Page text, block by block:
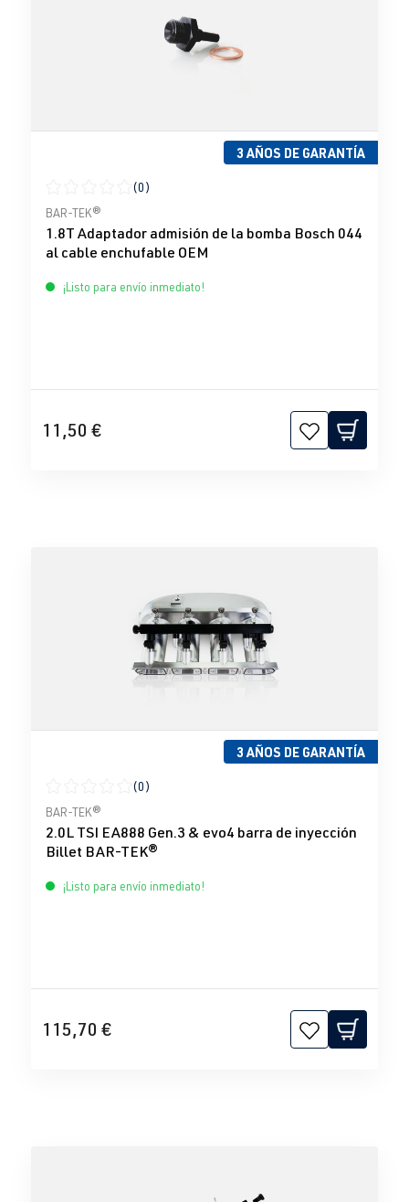
3 AÑOS DE GARANTÍA
Calificación promedio de 0 de 5 estrellas
(0)
BAR-TEK®
1.8T Adaptador admisión de la bomba Bosch 044
al cable enchufable OEM
¡Listo para envío inmediato!
11,50 €
3 AÑOS DE GARANTÍA
Calificación promedio de 0 de 5 estrellas
(0)
BAR-TEK®
2.0L TSI EA888 Gen.3 & evo4 barra de inyección
Billet BAR-TEK®
¡Listo para envío inmediato!
115,70 €